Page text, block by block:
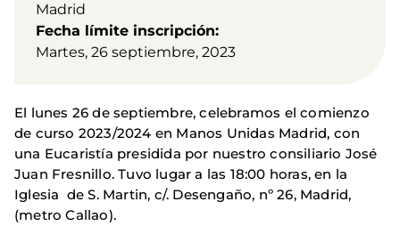
Madrid
Fecha límite inscripción
Martes, 26 septiembre, 2023
El lunes 26 de septiembre, celebramos el comienzo
de curso 2023/2024 en Manos Unidas Madrid, con
una Eucaristía presidida por nuestro consiliario José
Juan Fresnillo. Tuvo lugar a las 18:00 horas, en la
Iglesia de S. Martin, c/. Desengaño, nº 26, Madrid,
(metro Callao).